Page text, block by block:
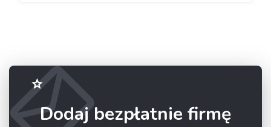
Dodaj bezpłatnie firmę